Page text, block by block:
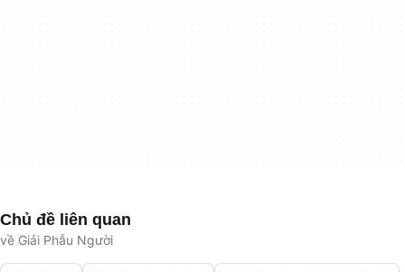
Chủ đề liên quan
về Giải Phẫu Người